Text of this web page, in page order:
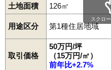
土地面積
126㎡
用途区分 第1種住居地域
取引価格
50万円/坪
（15万円/㎡）
前年比+2.7%
スクロ